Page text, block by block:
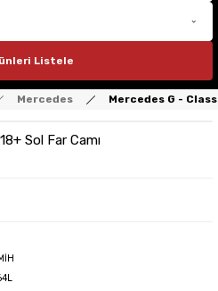
Listele
Mercedes Mercedes G -
Sol Far Camı